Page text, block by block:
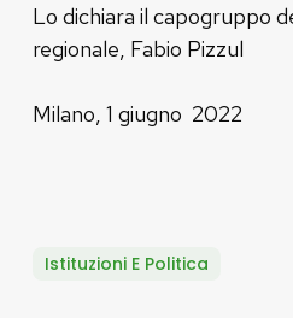
Lo dichiara il capogruppo
regionale, Fabio Pizzul
Milano, 1 giugno 2022
Istituzioni E Politica